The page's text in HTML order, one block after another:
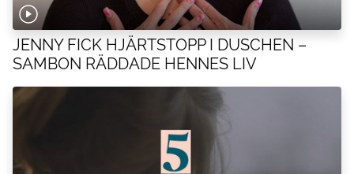
JENNY FICK HJÄRTSTOPP I DUSCHEN –
SAMBON RÄDDADE HENNES LIV